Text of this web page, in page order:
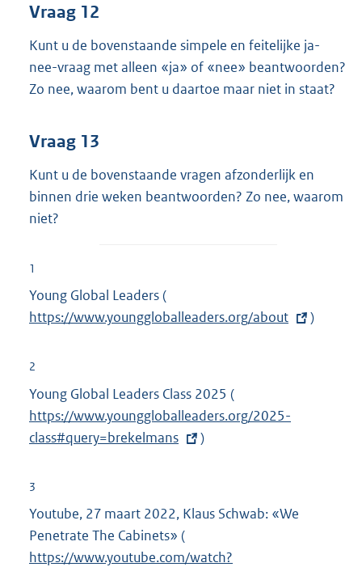
Vraag 12
Kunt u de bovenstaande simpele en feitelijke ja-
nee-vraag met alleen «ja» of «nee» beantwoorden?
Zo nee, waarom bent u daartoe maar niet in staat?
Vraag 13
Kunt u de bovenstaande vragen afzonderlijk en
binnen drie weken beantwoorden? Zo nee, waarom
niet?
1
Young Global Leaders (
x
n
e
l
k
:
https://www.younggloballeaders.org/about )
2
Young Global Leaders Class 2025 (
x
e
https://www.younggloballeaders.org/2025-
class#query=brekelmans
)
3
Youtube, 27 maart 2022, Klaus Schwab: «We
Penetrate The Cabinets» (
x
https://www.youtube.com/watch?